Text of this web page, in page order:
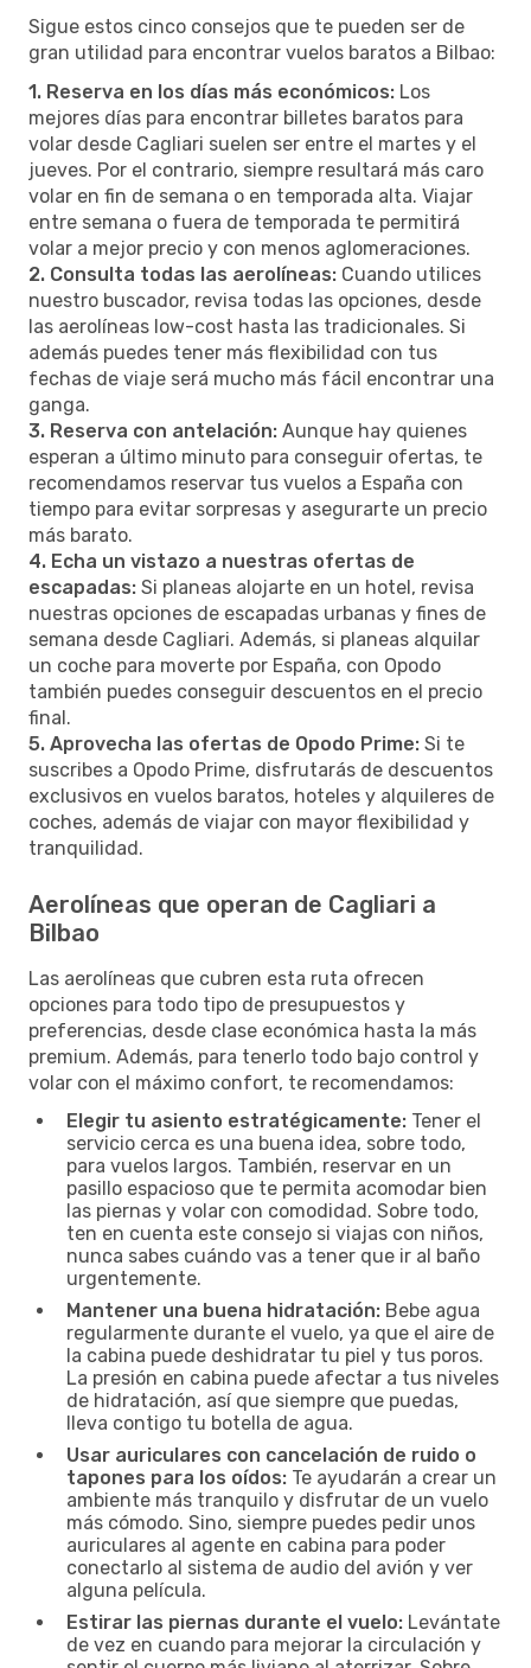
Sigue estos cinco consejos que te pueden ser de
gran utilidad para encontrar vuelos baratos a Bilbao:
1. Reserva en los días más económicos: Los
mejores días para encontrar billetes baratos para
volar desde Cagliari suelen ser entre el martes y el
jueves. Por el contrario, siempre resultará más caro
volar en fin de semana o en temporada alta. Viajar
entre semana o fuera de temporada te permitirá
volar a mejor precio y con menos aglomeraciones.
2. Consulta todas las aerolíneas: Cuando utilices
nuestro buscador, revisa todas las opciones, desde
las aerolíneas low-cost hasta las tradicionales. Si
además puedes tener más flexibilidad con tus
fechas de viaje será mucho más fácil encontrar una
ganga.
3. Reserva con antelación: Aunque hay quienes
esperan a último minuto para conseguir ofertas, te
recomendamos reservar tus vuelos a España con
tiempo para evitar sorpresas y asegurarte un precio
más barato.
4. Echa un vistazo a nuestras ofertas de
escapadas: Si planeas alojarte en un hotel, revisa
nuestras opciones de escapadas urbanas y fines de
semana desde Cagliari. Además, si planeas alquilar
un coche para moverte por España, con Opodo
también puedes conseguir descuentos en el precio
final.
5. Aprovecha las ofertas de Opodo Prime: Si te
suscribes a Opodo Prime, disfrutarás de descuentos
exclusivos en vuelos baratos, hoteles y alquileres de
coches, además de viajar con mayor flexibilidad y
tranquilidad.
Aerolíneas que operan de Cagliari a
Bilbao
Las aerolíneas que cubren esta ruta ofrecen
opciones para todo tipo de presupuestos y
preferencias, desde clase económica hasta la más
premium. Además, para tenerlo todo bajo control y
volar con el máximo confort, te recomendamos:
Elegir tu asiento estratégicamente: Tener el
servicio cerca es una buena idea, sobre todo,
para vuelos largos. También, reservar en un
pasillo espacioso que te permita acomodar bien
las piernas y volar con comodidad. Sobre todo,
ten en cuenta este consejo si viajas con niños,
nunca sabes cuándo vas a tener que ir al baño
urgentemente.
Mantener una buena hidratación: Bebe agua
regularmente durante el vuelo, ya que el aire de
la cabina puede deshidratar tu piel y tus poros.
La presión en cabina puede afectar a tus niveles
de hidratación, así que siempre que puedas,
lleva contigo tu botella de agua.
Usar auriculares con cancelación de ruido o
tapones para los oídos: Te ayudarán a crear un
ambiente más tranquilo y disfrutar de un vuelo
más cómodo. Sino, siempre puedes pedir unos
auriculares al agente en cabina para poder
conectarlo al sistema de audio del avión y ver
alguna película.
Estirar las piernas durante el vuelo: Levántate
de vez en cuando para mejorar la circulación y